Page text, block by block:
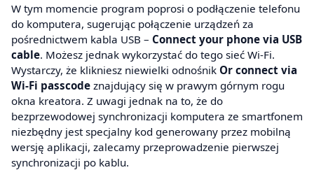
W tym momencie program poprosi o podłączenie telefonu
do komputera, sugerując połączenie urządzeń za
pośrednictwem kabla USB – Connect your phone via USB
cable. Możesz jednak wykorzystać do tego sieć Wi-Fi.
Wystarczy, że klikniesz niewielki odnośnik Or connect via
Wi-Fi passcode znajdujący się w prawym górnym rogu
okna kreatora. Z uwagi jednak na to, że do
bezprzewodowej synchronizacji komputera ze smartfonem
niezbędny jest specjalny kod generowany przez mobilną
wersję aplikacji, zalecamy przeprowadzenie pierwszej
synchronizacji po kablu.